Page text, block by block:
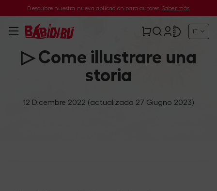
Descubre nuestra nueva aplicación para autores Saber más
▷ Come illustrare una
storia
12 Dicembre 2022 (actualizado 27 Giugno 2023)